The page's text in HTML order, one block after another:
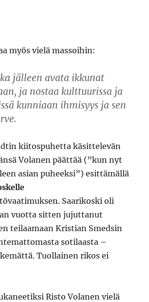
myös vielä massoihin:
jälleen avata ikkunat
ja nostaa kulttuurissa ja
kunniaan ihmisyys ja sen
kiitospuhetta käsittelevän
Volanen päättää (”kun nyt
asian puheeksi”) esittämällä
Saarikoski oli
vuotta sitten jujuttanut
teilaamaan Kristian Smedsin
sotilaasta –
Tuollainen rikos ei
Risto Volanen vielä